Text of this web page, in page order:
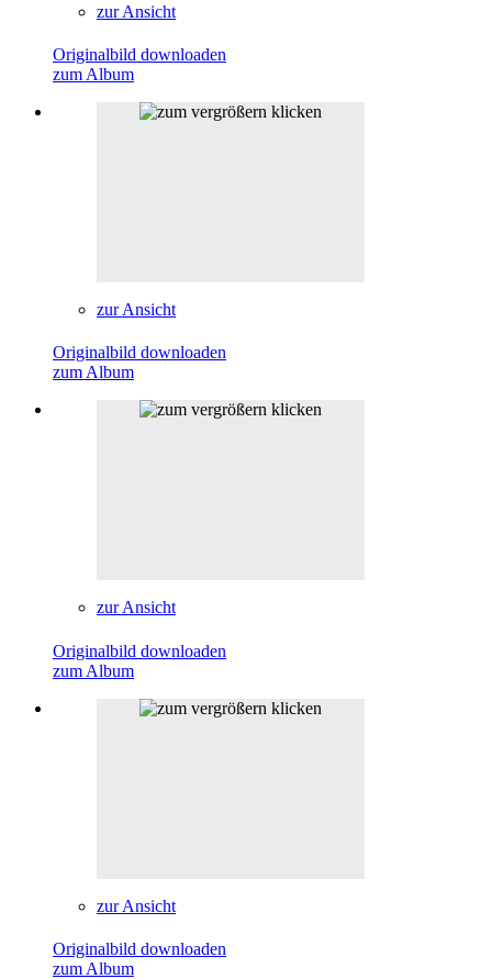
zur Ansicht
Originalbild downloaden
zum Album
zur Ansicht
Originalbild downloaden
zum Album
zur Ansicht
Originalbild downloaden
zum Album
zur Ansicht
Originalbild downloaden
zum Album